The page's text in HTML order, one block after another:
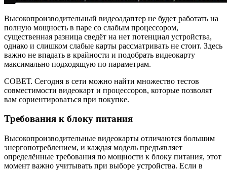
Высокопроизводительный видеоадаптер не будет работать на
полную мощность в паре со слабым процессором,
существенная разница сведёт на нет потенциал устройства,
однако и слишком слабые карты рассматривать не стоит. Здесь
важно не впадать в крайности и подобрать видеокарту
максимально подходящую по параметрам.
СОВЕТ. Сегодня в сети можно найти множество тестов
совместимости видеокарт и процессоров, которые позволят
вам сориентироваться при покупке.
Требования к блоку питания
Высокопроизводительные видеокарты отличаются большим
энергопотреблением, и каждая модель предъявляет
определённые требования по мощности к блоку питания, этот
момент важно учитывать при выборе устройства. Если в